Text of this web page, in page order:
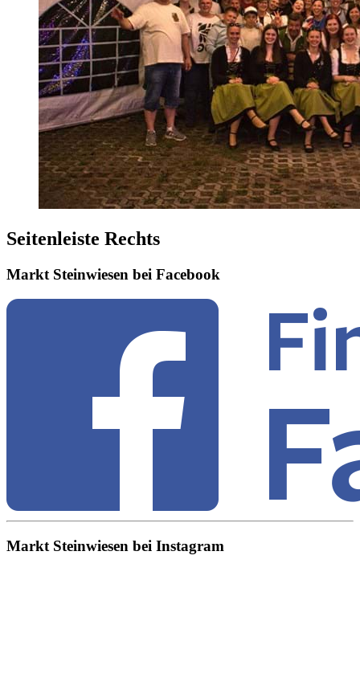
Seitenleiste Rechts
Markt Steinwiesen bei Facebook
Markt Steinwiesen bei Instagram